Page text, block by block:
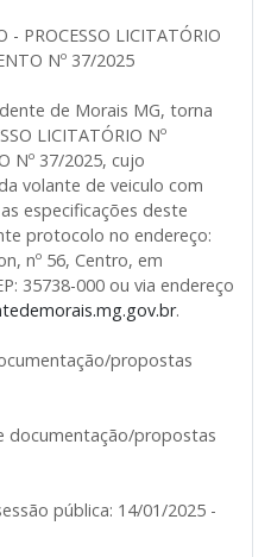
- PROCESSO LICITATÓRIO
Nº 37/2025
de Morais MG, torna
LICITATÓRIO Nº
Nº 37/2025, cujo
volante de veiculo com
especificações deste
protocolo no endereço:
nº 56, Centro, em
35738-000 ou via endereço
.
propostas
documentação/propostas
pública: 14/01/2025 -